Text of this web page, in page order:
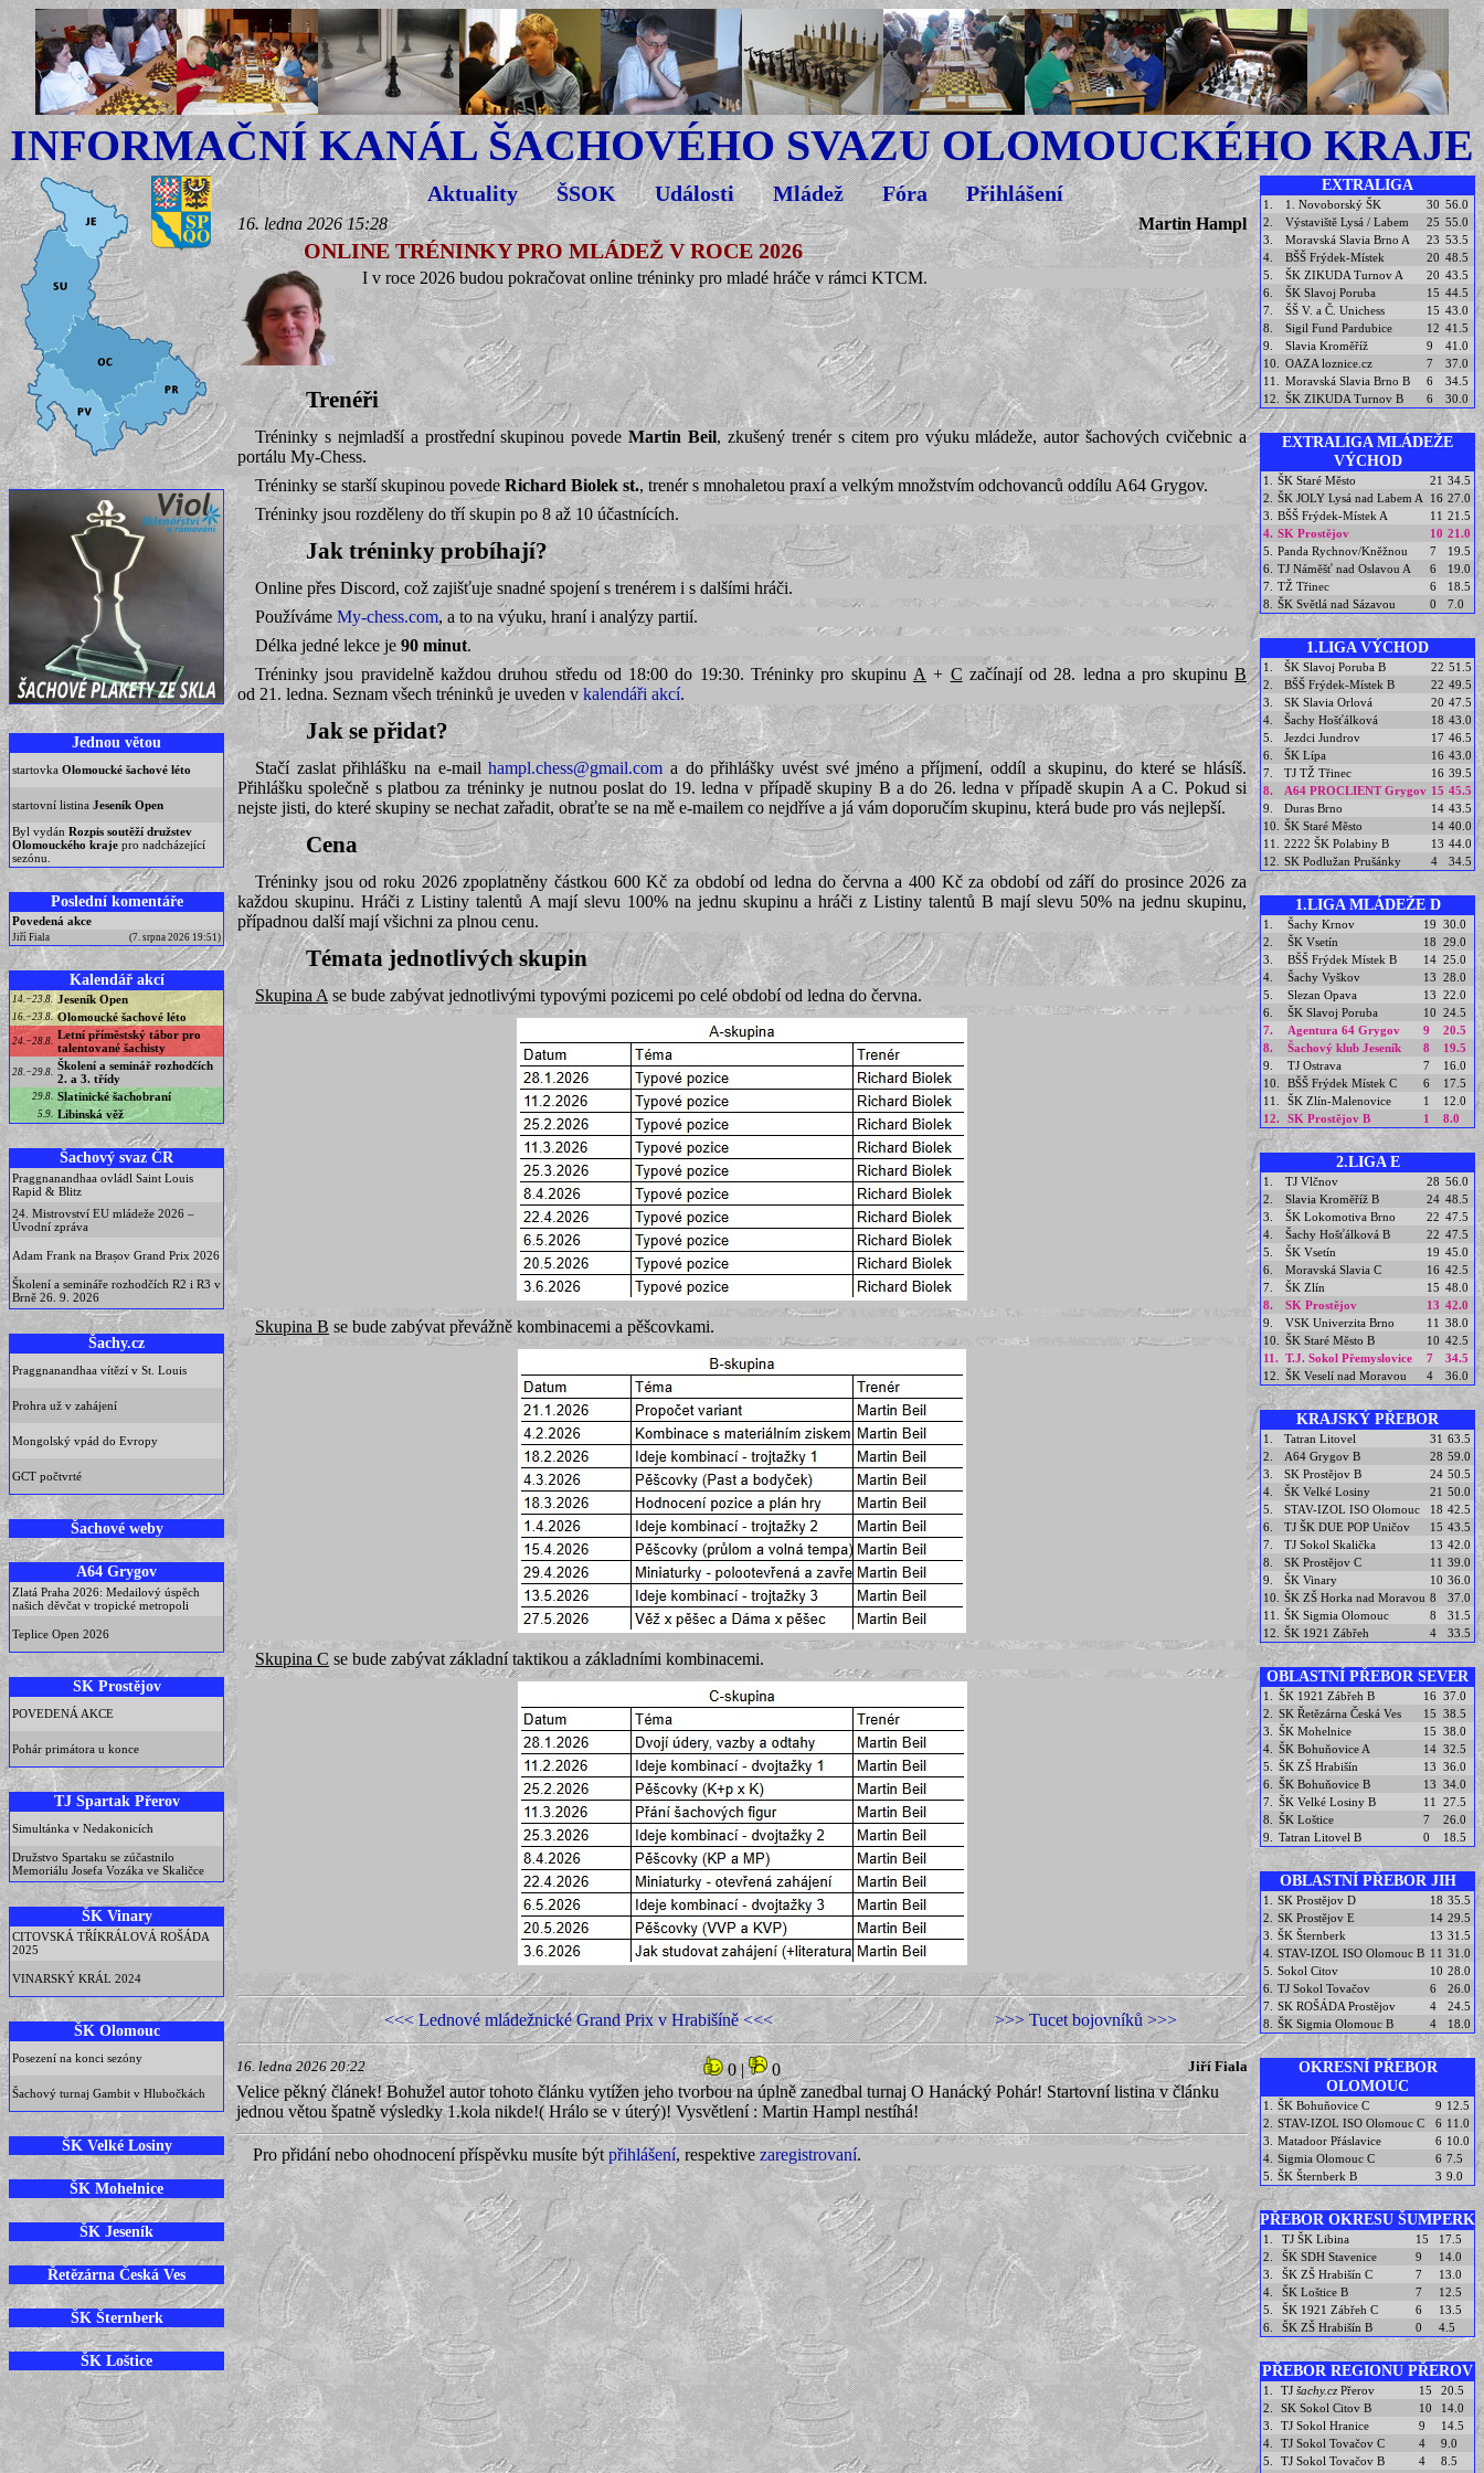
INFORMAČNÍ KANÁL ŠACHOVÉHO SVAZU OLOMOUCKÉHO KRAJE
Jednou větou
startovka Olomoucké šachové léto
startovní listina Jeseník Open
Byl vydán Rozpis soutěží družstev
Olomouckého kraje pro nadcházející
sezónu.
Poslední komentáře
Povedená akce
Jiří Fiala (7. srpna 2026 19:51)
Kalendář akcí
14.−23.8. Jeseník Open
16.−23.8. Olomoucké šachové léto
24.−28.8. Letní příměstský tábor pro
talentované šachisty
28.−29.8. Školení a seminář rozhodčích
2. a 3. třídy
29.8. Slatinické šachobraní
5.9. Libinská věž
Šachový svaz ČR
Praggnanandhaa ovládl Saint Louis
Rapid & Blitz
24. Mistrovství EU mládeže 2026 –
Úvodní zpráva
Adam Frank na Brașov Grand Prix 2026
Školení a semináře rozhodčích R2 i R3 v
Brně 26. 9. 2026
Šachy.cz
Praggnanandhaa vítězí v St. Louis
Prohra už v zahájení
Mongolský vpád do Evropy
GCT počtvrté
Šachové weby
A64 Grygov
Zlatá Praha 2026: Medailový úspěch
našich děvčat v tropické metropoli
Teplice Open 2026
SK Prostějov
POVEDENÁ AKCE
Pohár primátora u konce
TJ Spartak Přerov
Simultánka v Nedakonicích
Družstvo Spartaku se zúčastnilo
Memoriálu Josefa Vozáka ve Skaličce
ŠK Vinary
CITOVSKÁ TŘÍKRÁLOVÁ ROŠÁDA
2025
VINARSKÝ KRÁL 2024
ŠK Olomouc
Posezení na konci sezóny
Šachový turnaj Gambit v Hlubočkách
ŠK Velké Losiny
ŠK Mohelnice
ŠK Jeseník
Řetězárna Česká Ves
ŠK Šternberk
ŠK Loštice
EXTRALIGA
1. 1. Novoborský ŠK 30 56.0
2.
Výstaviště Lysá / Labem 25 55.0
3.
Moravská Slavia Brno A 23 53.5
4.
BŠŠ Frýdek-Místek 20 48.5
5.
ŠK ZIKUDA Turnov A 20 43.5
6.
ŠK Slavoj Poruba 15 44.5
7.
ŠŠ V. a Č. Unichess 15 43.0
8.
Sigil Fund Pardubice 12 41.5
9.
Slavia Kroměříž 9
41.0
10.
OAZA loznice.cz 7
37.0
11.
Moravská Slavia Brno B 6
34.5
12.
ŠK ZIKUDA Turnov B 6 30.0
EXTRALIGA MLÁDEŽE
VÝCHOD
1. ŠK Staré Město 21 34.5
2.
ŠK JOLY Lysá nad Labem A 16 27.0
3.
BŠŠ Frýdek-Místek A 11 21.5
4. SK Prostějov 10 21.0
5.
Panda Rychnov/Kněžnou 7
19.5
6. TJ Náměšť nad Oslavou A 6
19.0
7. TŽ Třinec 6
18.5
8.
ŠK Světlá nad Sázavou 0 7.0
1.LIGA VÝCHOD
1. ŠK Slavoj Poruba B 22 51.5
2.
BŠŠ Frýdek-Místek B 22 49.5
3.
SK Slavia Orlová 20 47.5
4.
Šachy Hošťálková 18 43.0
5.
Jezdci Jundrov 17 46.5
6.
ŠK Lípa 16 43.0
7.
TJ TŽ Třinec 16 39.5
8.
A64 PROCLIENT Grygov 15 45.5
9.
Duras Brno 14 43.5
10.
ŠK Staré Město 14 40.0
11.
2222 ŠK Polabiny B 13 44.0
12.
SK Podlužan Prušánky 4 34.5
1.LIGA MLÁDEŽE D
1. Šachy Krnov 19 30.0
2.
ŠK Vsetín 18 29.0
3.
BŠŠ Frýdek Místek B 14 25.0
4.
Šachy Vyškov 13 28.0
5.
Slezan Opava 13 22.0
6.
ŠK Slavoj Poruba 10 24.5
7.
Agentura 64 Grygov 9
20.5
8.
Šachový klub Jeseník 8
19.5
9.
TJ Ostrava 7
16.0
10.
BŠŠ Frýdek Místek C 6
17.5
11.
ŠK Zlín-Malenovice 1
12.0
12.
SK Prostějov B 1 8.0
2.LIGA E
1. TJ Vlčnov 28 56.0
2.
Slavia Kroměříž B 24 48.5
3.
ŠK Lokomotiva Brno 22 47.5
4.
Šachy Hošťálková B 22 47.5
5.
ŠK Vsetín 19 45.0
6.
Moravská Slavia C 16 42.5
7.
ŠK Zlín 15 48.0
8.
SK Prostějov 13 42.0
9.
VSK Univerzita Brno 11 38.0
10.
ŠK Staré Město B 10 42.5
11. T.J. Sokol Přemyslovice 7
34.5
12.
ŠK Veselí nad Moravou 4 36.0
KRAJSKÝ PŘEBOR
1. Tatran Litovel 31 63.5
2.
A64 Grygov B 28 59.0
3.
SK Prostějov B 24 50.5
4.
ŠK Velké Losiny 21 50.0
5.
STAV-IZOL ISO Olomouc 18 42.5
6.
TJ ŠK DUE POP Uničov 15 43.5
7.
TJ Sokol Skalička 13 42.0
8.
SK Prostějov C 11 39.0
9.
ŠK Vinary 10 36.0
10.
ŠK ZŠ Horka nad Moravou 8
37.0
11.
ŠK Sigmia Olomouc 8
31.5
12.
ŠK 1921 Zábřeh 4 33.5
OBLASTNÍ PŘEBOR SEVER
1. ŠK 1921 Zábřeh B 16 37.0
2.
SK Řetězárna Česká Ves 15 38.5
3.
ŠK Mohelnice 15 38.0
4.
ŠK Bohuňovice A 14 32.5
5.
ŠK ZŠ Hrabišín 13 36.0
6.
ŠK Bohuňovice B 13 34.0
7.
ŠK Velké Losiny B 11
27.5
8.
ŠK Loštice 7
26.0
9.
Tatran Litovel B 0 18.5
OBLASTNÍ PŘEBOR JIH
1. SK Prostějov D 18 35.5
2.
SK Prostějov E 14 29.5
3.
ŠK Šternberk 13 31.5
4. STAV-IZOL ISO Olomouc B 11 31.0
5.
Sokol Citov 10 28.0
6. TJ Sokol Tovačov 6
26.0
7. SK ROŠÁDA Prostějov 4
24.5
8.
ŠK Sigmia Olomouc B 4 18.0
OKRESNÍ PŘEBOR
OLOMOUC
1. ŠK Bohuňovice C 9 12.5
2.
STAV-IZOL ISO Olomouc C 6 11.0
3.
Matadoor Přáslavice 6 10.0
4. Sigmia Olomouc C 6 7.5
5.
ŠK Šternberk B 3 9.0
PŘEBOR OKRESU ŠUMPERK
1. TJ ŠK Libina 15
17.5
2.
ŠK SDH Stavenice 9
14.0
3.
ŠK ZŠ Hrabišín C 7
13.0
4.
ŠK Loštice B 7
12.5
5.
ŠK 1921 Zábřeh C 6
13.5
6.
ŠK ZŠ Hrabišín B 0 4.5
PŘEBOR REGIONU PŘEROV
1. TJ šachy.cz Přerov 15
20.5
2.
SK Sokol Citov B 10
14.0
3.
TJ Sokol Hranice 9
14.5
4.
TJ Sokol Tovačov C 4
9.0
5.
TJ Sokol Tovačov B 4
8.5
Aktuality ŠSOK Události Mládež Fóra Přihlášení
16. ledna 2026 15:28 Martin Hampl
ONLINE TRÉNINKY PRO MLÁDEŽ V ROCE 2026
I v roce 2026 budou pokračovat online tréninky pro mladé hráče v rámci KTCM.
Trenéři
Tréninky s nejmladší a prostřední skupinou povedeMartin Beil, zkušený trenér s citem pro výuku mládeže, autor šachových cvičebnic a
portálu My-Chess.
Tréninky se starší skupinou povede Richard Biolek st., trenér s mnohaletou praxí a velkým množstvím odchovanců oddílu A64 Grygov.
Tréninky jsou rozděleny do tří skupin po 8 až 10 účastnících.
Jak tréninky probíhají?
Online přes Discord, což zajišťuje snadné spojení s trenérem i s dalšími hráči.
Používáme My-chess.com, a to na výuku, hraní i analýzy partií.
Délka jedné lekce je 90 minut.
Tréninky jsou pravidelně každou druhou středu od 18:00 do 19:30. Tréninky pro skupinu A + C začínají od 28. ledna a pro skupinuB
od 21. ledna. Seznam všech tréninků je uveden v kalendáři akcí.
Jak se přidat?
Stačí zaslat přihlášku na e-mailhampl.chess@gmail.com a do přihlášky uvést své jméno a příjmení, oddíl a skupinu, do které se hlásíš.
Přihlášku společně s platbou za tréninky je nutnou poslat do 19. ledna v případě skupiny B a do 26. ledna v případě skupin A a C. Pokud si
nejste jisti, do které skupiny se nechat zařadit, obraťte se na mě e-mailem co nejdříve a já vám doporučím skupinu, která bude pro vás nejlepší.
Cena
Tréninky jsou od roku 2026 zpoplatněny částkou 600 Kč za období od ledna do června a 400 Kč za období od září do prosince 2026 za
každou skupinu. Hráči z Listiny talentů A mají slevu 100% na jednu skupinu a hráči z Listiny talentů B mají slevu 50% na jednu skupinu,
případnou další mají všichni za plnou cenu.
Témata jednotlivých skupin
Skupina A se bude zabývat jednotlivými typovými pozicemi po celé období od ledna do června.
Skupina B se bude zabývat převážně kombinacemi a pěšcovkami.
Skupina C se bude zabývat základní taktikou a základními kombinacemi.
<<< Lednové mládežnické Grand Prix v Hrabišíně <<< >>> Tucet bojovníků >>>
16. ledna 2026 20:22 0| 0 Jiří Fiala
Velice pěkný článek! Bohužel autor tohoto článku vytížen jeho tvorbou na úplně zanedbal turnaj O Hanácký Pohár! Startovní listina v článku
jednou větou špatně výsledky 1.kola nikde!( Hrálo se v úterý)! Vysvětlení : Martin Hampl nestíhá!
Pro přidání nebo ohodnocení příspěvku musíte být přihlášení, respektive zaregistrovaní.